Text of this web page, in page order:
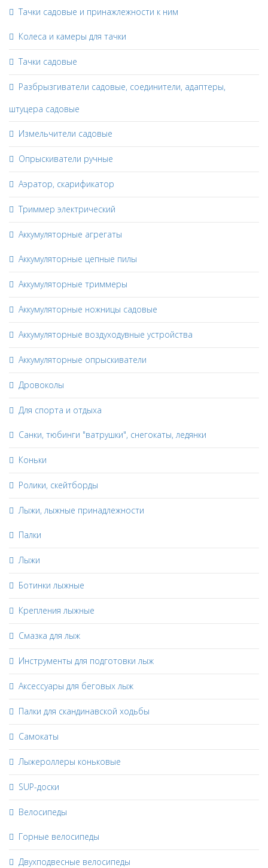
Тачки садовые и принажлежности к ним
Колеса и камеры для тачки
Тачки садовые
Разбрызгиватели садовые, соединители, адаптеры,
штуцера садовые
Измельчители садовые
Опрыскиватели ручные
Аэратор, скарификатор
Триммер электрический
Аккумуляторные агрегаты
Аккумуляторные цепные пилы
Аккумуляторные триммеры
Аккумуляторные ножницы садовые
Аккумуляторные воздуходувные устройства
Аккумуляторные опрыскиватели
Дровоколы
Для спорта и отдыха
Санки, тюбинги "ватрушки", снегокаты, ледянки
Коньки
Ролики, скейтборды
Лыжи, лыжные принадлежности
Палки
Лыжи
Ботинки лыжные
Крепления лыжные
Смазка для лыж
Инструменты для подготовки лыж
Аксессуары для беговых лыж
Палки для скандинавской ходьбы
Самокаты
Лыжероллеры коньковые
SUP-доски
Велосипеды
Горные велосипеды
Двухподвесные велосипеды